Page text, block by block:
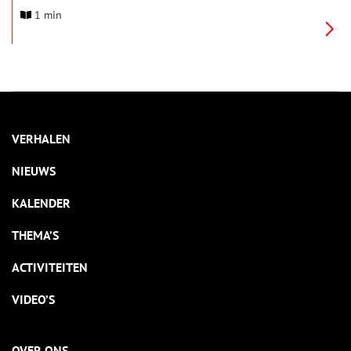
de serie Het Verhaal van Nederland, waarin presentator Daan
1 min
VERHALEN
NIEUWS
KALENDER
THEMA’S
ACTIVITEITEN
VIDEO’S